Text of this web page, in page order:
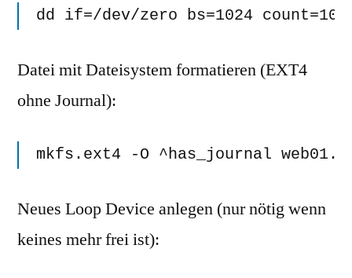
dd if=/dev/zero bs=1024 count=
Datei mit Dateisystem formatieren (EXT4
ohne Journal):
mkfs.ext4 -O ^has_journal
Neues Loop Device anlegen (nur nötig wenn
keines mehr frei ist):